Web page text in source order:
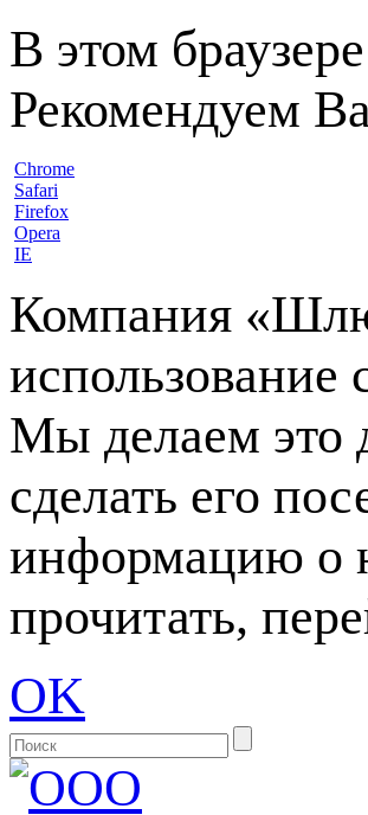
В этом
Рекомендуем
Chrome
Safari
Firefox
Opera
IE
Компания
Мы делаем это
сделать его
информацию о
прочитать,
OK